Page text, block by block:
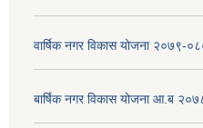
वार्षिक नगर विकास योजना २०७९-
बार्षिक नगर विकास योजना आ.ब